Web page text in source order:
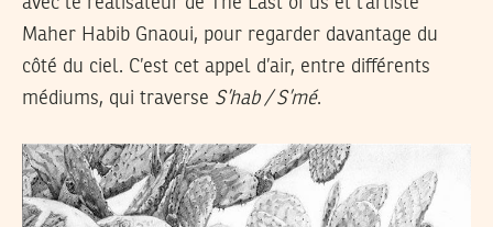
Maher Habib Gnaoui, pour regarder davantage du
côté du ciel. C’est cet appel d’air, entre différents
médiums, qui traverse S’hab / S’mé.